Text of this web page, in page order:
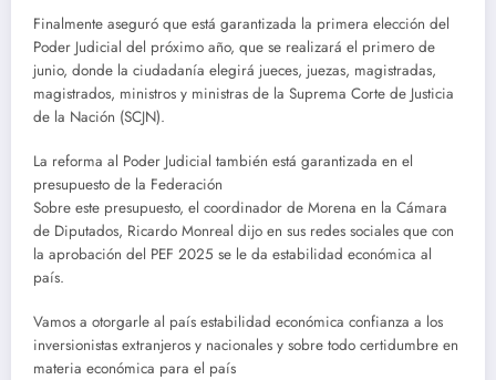
Finalmente aseguró que está garantizada la primera elección del
Poder Judicial del próximo año, que se realizará el primero de
junio, donde la ciudadanía elegirá jueces, juezas, magistradas,
magistrados, ministros y ministras de la Suprema Corte de Justicia
de la Nación (SCJN).
La reforma al Poder Judicial también está garantizada en el
presupuesto de la Federación
Sobre este presupuesto, el coordinador de Morena en la Cámara
de Diputados, Ricardo Monreal dijo en sus redes sociales que con
la aprobación del PEF 2025 se le da estabilidad económica al
país.
Vamos a otorgarle al país estabilidad económica confianza a los
inversionistas extranjeros y nacionales y sobre todo certidumbre en
materia económica para el país